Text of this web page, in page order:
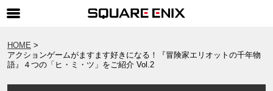
ゲーム
マガジン＆ブックス
HOME
アクションゲームがますます好きになる！『冒険家エリオットの千年物
語』４つの「ヒ・ミ・ツ」をご紹介 Vol.2